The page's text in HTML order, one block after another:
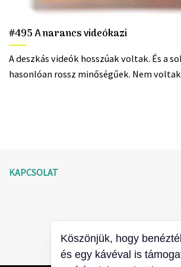
#495 A narancs videókazi
A deszkás videók hosszúak voltak. És a
hasonlóan rossz minőségűek. Nem
KAPCSOLAT
ÁLTALÁNOS
Köszönjük, hogy
és egy kávéval is